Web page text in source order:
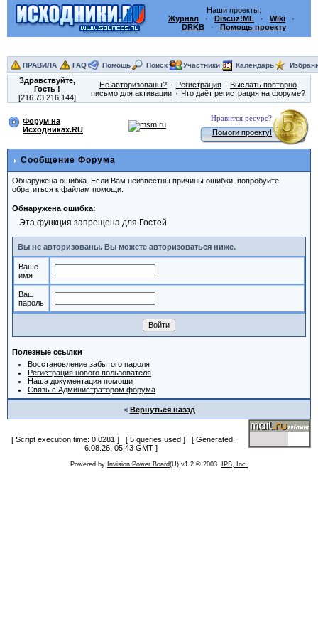
Наши проекты:
Журнал · Discuz!ML · Wiki ·
DRKB· Помощь проекту
ПРАВИЛА FAQ Помощь Поиск Участники Календарь
Здравствуйте,
Гость!
[216.73.216.144]
Не авторизованы? Регистрация
Выслать повторно
письмо для активации
Что даёт регистрация на форуме?
Форум на
Исходниках.RU
Нравится ресурс?
Помоги проекту!
Сообщение Форума
Обнаружена ошибка. Если Вам неизвестны причины ошибки, попробуйте
обратиться к файлам помощи.
Обнаружена ошибка:
Эта функция запрещена для Гостей
Вы не авторизованы. Вы можете авторизоваться ниже.
Ваше
имя
Ваш
пароль
Полезные ссылки
Восстановление забытого пароля
Регистрация нового пользователя
Наша документация помощи
Связь с Администратором форума
< Вернуться назад
[ Script execution time: 0.0281 ] [ 5 queries used ] [ Generated:
6.08.26, 05:43 GMT ]
Powered by Invision Power Board(U) v1.2 © 2003 IPS, Inc.